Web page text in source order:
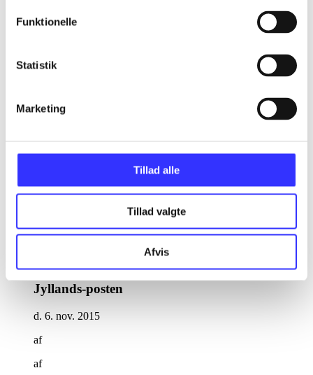
Funktionelle
Statistik
Marketing
Tillad alle
Tillad valgte
Afvis
hverdag og tryghed rammer stadig en
Læs hele vurderingen
Jyllands-posten
d. 6. nov. 2015
af
af